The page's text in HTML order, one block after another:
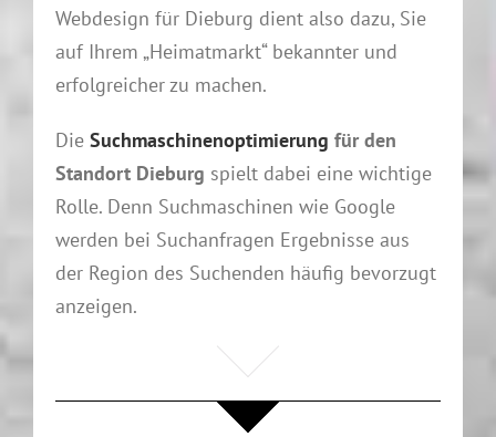
Webdesign für Dieburg dient also dazu, Sie
auf Ihrem „Heimatmarkt“ bekannter und
erfolgreicher zu machen.
Die Suchmaschinenoptimierung für den
Standort Dieburg spielt dabei eine wichtige
Rolle. Denn Suchmaschinen wie Google
werden bei Suchanfragen Ergebnisse aus
der Region des Suchenden häufig bevorzugt
anzeigen.